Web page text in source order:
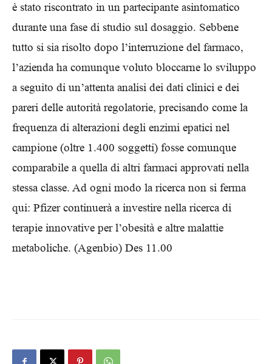
è stato riscontrato in un partecipante asintomatico
durante una fase di studio sul dosaggio. Sebbene
tutto si sia risolto dopo l’interruzione del farmaco,
l’azienda ha comunque voluto bloccarne lo sviluppo
a seguito di un’attenta analisi dei dati clinici e dei
pareri delle autorità regolatorie, precisando come la
frequenza di alterazioni degli enzimi epatici nel
campione (oltre 1.400 soggetti) fosse comunque
comparabile a quella di altri farmaci approvati nella
stessa classe. Ad ogni modo la ricerca non si ferma
qui: Pfizer continuerà a investire nella ricerca di
terapie innovative per l’obesità e altre malattie
metaboliche. (Agenbio) Des 11.00